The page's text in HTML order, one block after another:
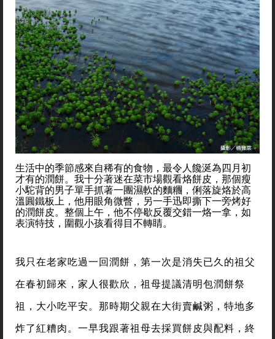
生活中的季節感來自稀有的食物，最令人饞涎為四月初
才有的潤餅。我十分著迷在菜市場觀看烙餅皮，那個瘦
小駝背的男子單手抓著一團濕軟的麵糰，俐落旋烙於高
溫圓鐵板上，他用眼角微瞥，另一手迅即撕下一旁烤好
的潤餅皮。整個上午，他不停歇反覆交錯一烙一拿，如
表演特技，圍觀小孩看得目不轉睛。
我只在老家吃過一回潤餅，第一次是消失已久的祖父
在春初歸來，家人很歡欣，祖母提議清明包潤餅祭
祖，大小吃平安。那時期父親在大街賣鹹粥，特地多
炸了紅糟肉。一早我跟著祖母去採買餅皮與配料，終